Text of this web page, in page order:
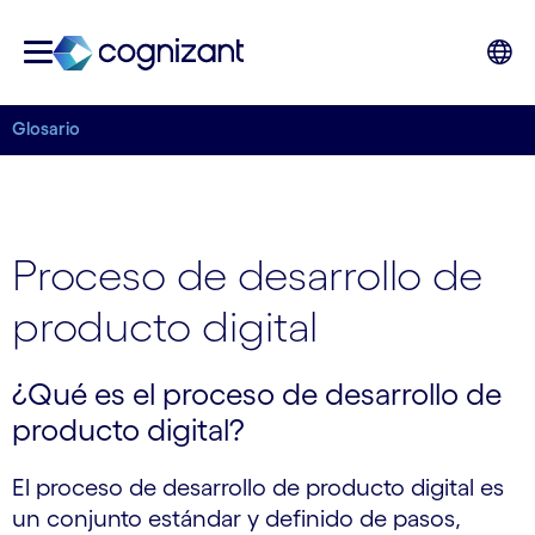
Glosario
Proceso de desarrollo de
producto digital
¿Qué es el proceso de desarrollo de
producto digital?
El proceso de desarrollo de producto digital es
un conjunto estándar y definido de pasos,